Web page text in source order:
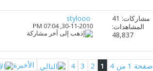
مشاركات: 41
المشاهدات:
48,837
stylooo
30-11-2010,
07:04 PM
صفحة 1 من 4 1
2
3
4 الأخيرة